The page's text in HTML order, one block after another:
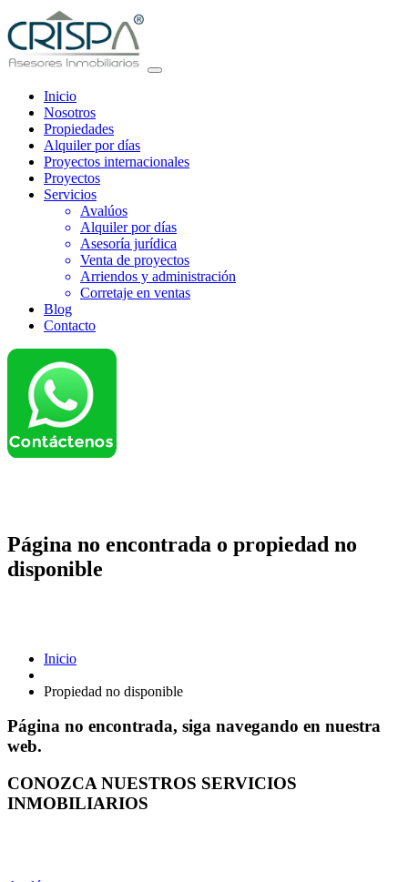
Inicio
Nosotros
Propiedades
Alquiler por días
Proyectos internacionales
Proyectos
Servicios
Avalúos
Alquiler por días
Asesoría jurídica
Venta de proyectos
Arriendos y administración
Corretaje en ventas
Blog
Contacto
Página no encontrada o propiedad no
disponible
Inicio
Propiedad no disponible
Página no encontrada, siga navegando en nuestra
web.
CONOZCA NUESTROS SERVICIOS
INMOBILIARIOS